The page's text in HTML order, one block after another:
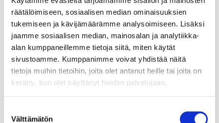
räätälöimiseen, sosiaalisen median ominaisuuksien
tukemiseen ja kävijämäärämme analysoimiseen. Lisäksi
jaamme sosiaalisen median, mainosalan ja analytiikka-
alan kumppaneillemme tietoja siitä, miten käytät
sivustoamme. Kumppanimme voivat yhdistää näitä
tietoja muihin tietoihin, joita olet antanut heille tai joita on
kerätty, kun olet käyttänyt heidän palvelujaan.
valinta
Välttämätön